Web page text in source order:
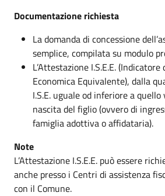
Documentazione richiesta
La domanda di concessione
semplice, compilata su modulo
L’Attestazione I.S.E.E.
Economica Equivalente), dalla
I.S.E. uguale od inferiore a
nascita del figlio (ovvero di
famiglia adottiva o affidataria).
Note
L’Attestazione I.S.E.E. può essere
anche presso i Centri di assistenza
con il Comune.